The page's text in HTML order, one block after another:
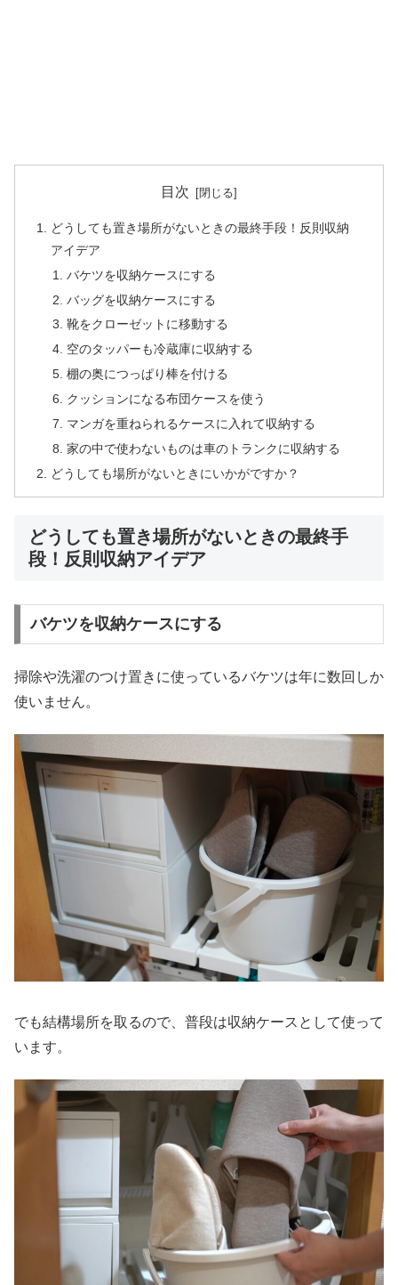
目次
どうしても置き場所がないときの最終手段！反則収納
アイデア
バケツを収納ケースにする
バッグを収納ケースにする
靴をクローゼットに移動する
空のタッパーも冷蔵庫に収納する
棚の奥につっぱり棒を付ける
クッションになる布団ケースを使う
マンガを重ねられるケースに入れて収納する
家の中で使わないものは車のトランクに収納する
どうしても場所がないときにいかがですか？
どうしても置き場所がないときの最終手
段！反則収納アイデア
バケツを収納ケースにする
掃除や洗濯のつけ置きに使っているバケツは年に数回しか
使いません。
でも結構場所を取るので、普段は収納ケースとして使って
います。